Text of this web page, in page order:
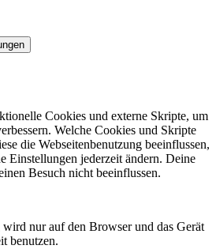
Cookies und externe Skripte, um
Welche Cookies und Skripte
die Webseitenbenutzung beeinflussen,
Einstellungen jederzeit ändern. Deine
Besuch nicht beeinflussen.
nur auf den Browser und das Gerät
benutzen.